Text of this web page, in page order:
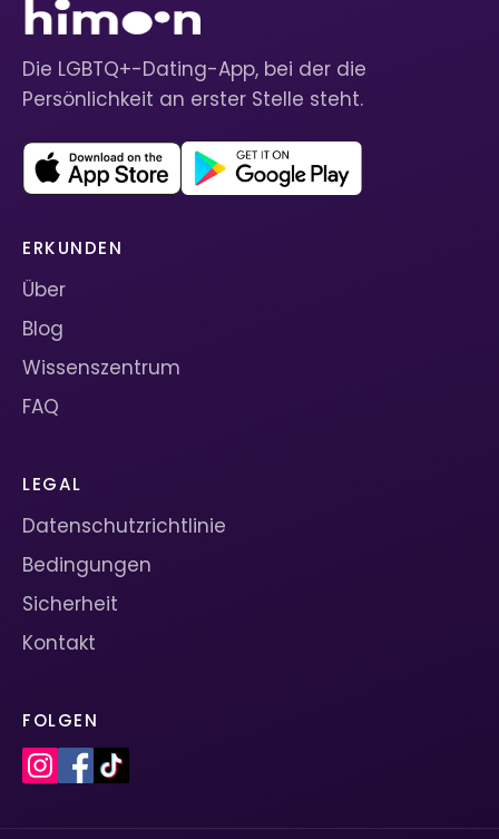
Die LGBTQ+-Dating-App, bei der die
Persönlichkeit an erster Stelle steht.
ERKUNDEN
Über
Blog
Wissenszentrum
FAQ
LEGAL
Datenschutzrichtlinie
Bedingungen
Sicherheit
Kontakt
FOLGEN